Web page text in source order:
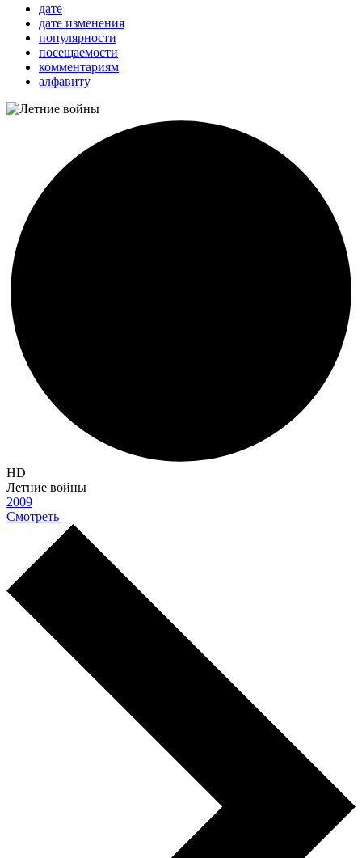
дате
дате изменения
популярности
посещаемости
комментариям
алфавиту
HD
Летние войны
2009
Смотреть